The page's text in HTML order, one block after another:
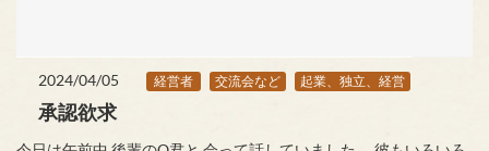
2024/04/05 経営者 交流会など 起業、独立、経営
承認欲求